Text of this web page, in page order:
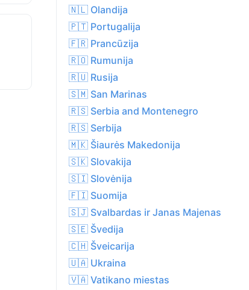
🇳🇱 Olandija
🇵🇹 Portugalija
🇫🇷 Prancūzija
🇷🇴 Rumunija
🇷🇺 Rusija
🇸🇲 San Marinas
🇷🇸 Serbia and Montenegro
🇷🇸 Serbija
🇲🇰 Šiaurės Makedonija
🇸🇰 Slovakija
🇸🇮 Slovėnija
🇫🇮 Suomija
🇸🇯 Svalbardas ir Janas Majenas
🇸🇪 Švedija
🇨🇭 Šveicarija
🇺🇦 Ukraina
🇻🇦 Vatikano miestas